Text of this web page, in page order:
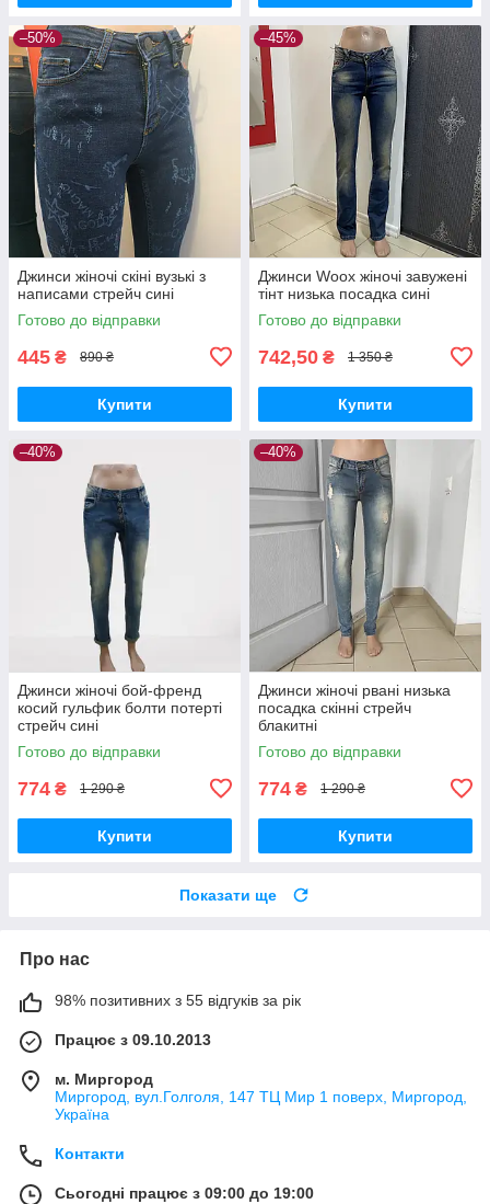
–50%
Джинси жіночі скіні вузькі з
написами стрейч сині
Готово до відправки
445 ₴ 890 ₴
Купити
–45%
Джинси Woox жіночі завужені
тінт низька посадка сині
Готово до відправки
742,50 ₴ 1 350 ₴
Купити
–40%
Джинси жіночі бой-френд
косий гульфик болти потерті
стрейч сині
Готово до відправки
774 ₴ 1 290 ₴
Купити
–40%
Джинси жіночі рвані низька
посадка скінні стрейч
блакитні
Готово до відправки
774 ₴ 1 290 ₴
Купити
Показати ще
Про нас
98% позитивних з 55 відгуків за рік
Працює з 09.10.2013
м. Миргород
Миргород, вул.Голголя, 147 ТЦ Мир 1 поверх, Миргород,
Україна
Контакти
Сьогодні працює з 09:00 до 19:00